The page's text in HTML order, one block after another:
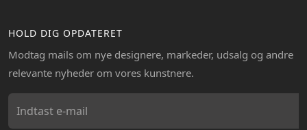
HOLD DIG OPDATERET
Modtag mails om nye designere, markeder, udsalg og andre
relevante nyheder om vores kunstnere.